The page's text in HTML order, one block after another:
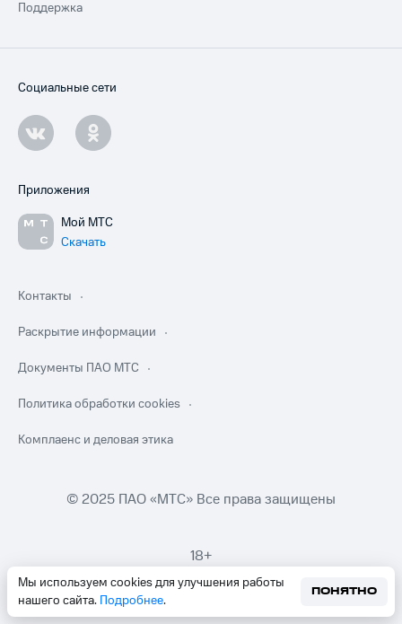
Мы используем cookies для улучшения работы
нашего сайта. Подробнее.
ПОНЯТНО
Поддержка
Социальные сети
Приложения
Мой МТС
Скачать
Контакты
Раскрытие информации
Документы ПАО МТС
Политика обработки cookies
Комплаенс и деловая этика
© 2025 ПАО «МТС» Все права защищены
18+